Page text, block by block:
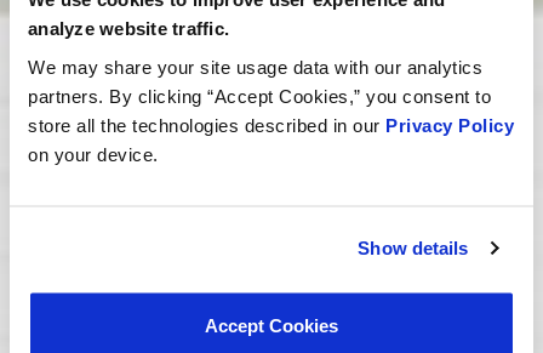
analyze website traffic.
We may share your site usage data with our analytics
partners. By clicking “Accept Cookies,” you consent to
store all the technologies described in our Privacy Policy
on your device.
Show details
Accept Cookies
Série GM LT